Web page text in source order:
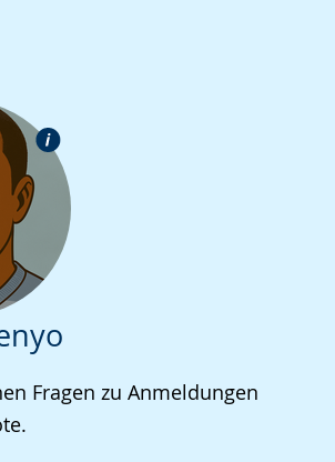
Fragen zu Anmeldungen